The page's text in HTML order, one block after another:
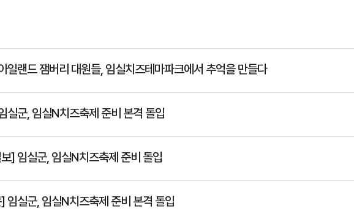
일랜드 잼버리 대원들, 임실치즈테마파크에서 추억을 만들다
실군, 임실N치즈축제 준비 본격 돌입
] 임실군, 임실N치즈축제 준비 돌입
임실군, 임실N치즈축제 준비 본격 돌입